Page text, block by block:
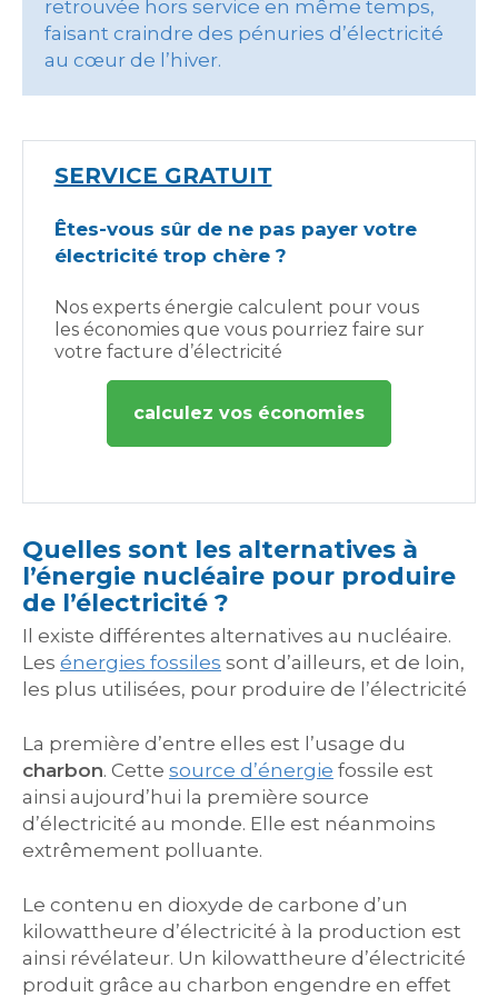
retrouvée hors service en même temps,
faisant craindre des pénuries d’électricité
au cœur de l’hiver.
SERVICE GRATUIT
Êtes-vous sûr de ne pas payer votre
électricité trop chère ?
Nos experts énergie calculent pour vous
les économies que vous pourriez faire sur
votre facture d’électricité
calculez vos économies
Quelles sont les alternatives à
l’énergie nucléaire pour produire
de l’électricité ?
Il existe différentes alternatives au nucléaire.
Les énergies fossiles sont d’ailleurs, et de loin,
les plus utilisées, pour produire de l’électricité
La première d’entre elles est l’usage du
charbon. Cette source d’énergie fossile est
ainsi aujourd’hui la première source
d’électricité au monde. Elle est néanmoins
extrêmement polluante.
Le contenu en dioxyde de carbone d’un
kilowattheure d’électricité à la production est
ainsi révélateur. Un kilowattheure d’électricité
produit grâce au charbon engendre en effet